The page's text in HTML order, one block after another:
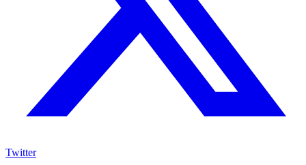
Twitter